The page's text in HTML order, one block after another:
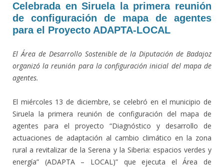
Celebrada en Siruela la primera reunión
de configuración de mapa de agentes
para el Proyecto ADAPTA-LOCAL
El Área de Desarrollo Sostenible de la Diputación de Badajoz
organizó la reunión para la configuración inicial del mapa de
agentes.
El miércoles 13 de diciembre, se celebró en el municipio de
Siruela la primera reunión de configuración del mapa de
agentes para el proyecto “Diagnóstico y desarrollo de
actuaciones de adaptación al cambio climático en la zona
rural a revitalizar de la Serena y la Siberia: espacios verdes y
energía” (ADAPTA – LOCAL)” que ejecuta el Área de